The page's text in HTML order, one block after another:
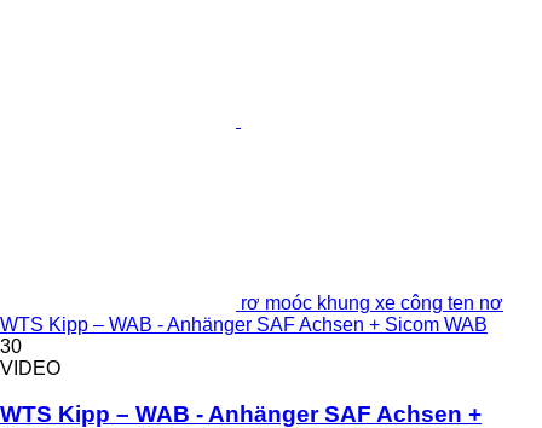
rơ moóc khung xe công ten nơ
WTS Kipp – WAB - Anhänger SAF Achsen + Sicom WAB
30
VIDEO
WTS Kipp – WAB - Anhänger SAF Achsen +